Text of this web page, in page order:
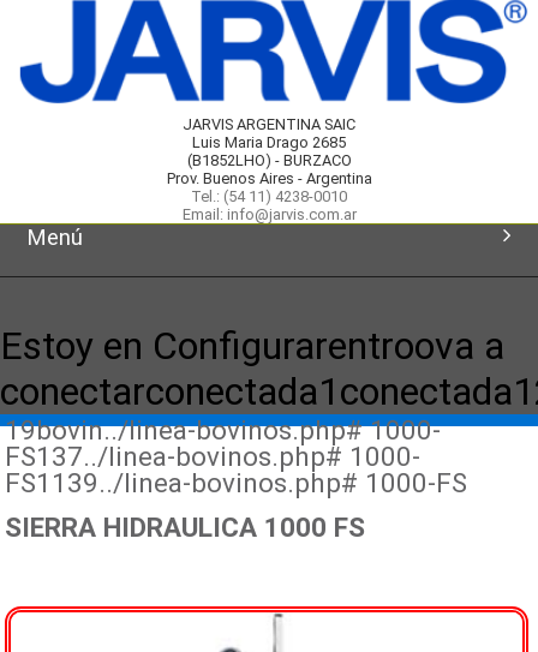
JARVIS ARGENTINA SAIC
Luis Maria Drago 2685
(B1852LHO) - BURZACO
Prov. Buenos Aires - Argentina
Tel.: (54 11) 4238-0010
Email: info@jarvis.com.ar
Menú
Productos
Novedades
Estoy en Configurarentroova a
19bovin../linea-bovinos.php# 1000-
FS137../linea-bovinos.php# 1000-
FS1139../linea-bovinos.php# 1000-FS
SIERRA HIDRAULICA 1000 FS